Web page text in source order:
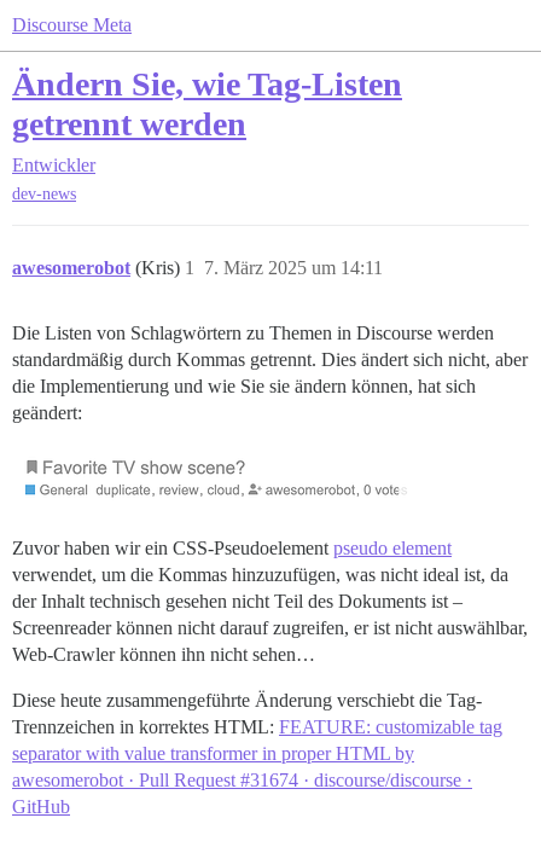
Discourse Meta
Ändern Sie, wie Tag-Listen
getrennt werden
Entwickler
dev-news
awesomerobot (Kris) 7. März 2025 um 14:11
1
Die Listen von Schlagwörtern zu Themen in Discourse werden
standardmäßig durch Kommas getrennt. Dies ändert sich nicht, aber
die Implementierung und wie Sie sie ändern können, hat sich
geändert:
Zuvor haben wir ein CSS-Pseudoelement pseudo element
verwendet, um die Kommas hinzuzufügen, was nicht ideal ist, da
der Inhalt technisch gesehen nicht Teil des Dokuments ist –
Screenreader können nicht darauf zugreifen, er ist nicht auswählbar,
Web-Crawler können ihn nicht sehen…
Diese heute zusammengeführte Änderung verschiebt die Tag-
Trennzeichen in korrektes HTML: FEATURE: customizable tag
separator with value transformer in proper HTML by
awesomerobot · Pull Request #31674 · discourse/discourse ·
GitHub